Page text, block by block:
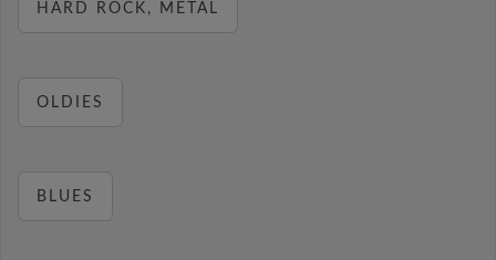
HARD ROCK, METAL
OLDIES
BLUES